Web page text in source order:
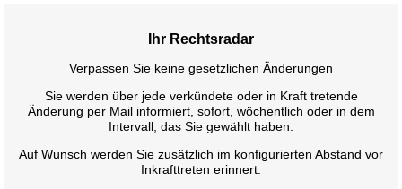
Ihr Rechtsradar
Verpassen Sie keine gesetzlichen Änderungen
Sie werden über jede verkündete oder in Kraft tretende
Änderung per Mail informiert, sofort, wöchentlich oder in dem
Intervall, das Sie gewählt haben.
Auf Wunsch werden Sie zusätzlich im konfigurierten Abstand vor
Inkrafttreten erinnert.